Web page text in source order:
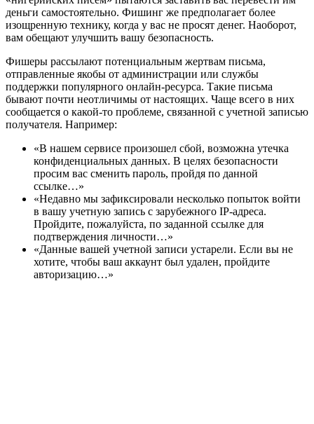
деньги самостоятельно. Фишинг же предполагает более
изощренную технику, когда у вас не просят денег. Наоборот,
вам обещают улучшить вашу безопасность.
Фишеры рассылают потенциальным жертвам письма,
отправленные якобы от администрации или службы
поддержки популярного онлайн-ресурса. Такие письма
бывают почти неотличимы от настоящих. Чаще всего в них
сообщается о какой-то проблеме, связанной с учетной записью
получателя. Например:
«В нашем сервисе произошел сбой, возможна утечка
конфиденциальных данных. В целях безопасности
просим вас сменить пароль, пройдя по данной
ссылке…»
«Недавно мы зафиксировали несколько попыток войти
в вашу учетную запись с зарубежного IP-адреса.
Пройдите, пожалуйста, по заданной ссылке для
подтверждения личности…»
«Данные вашей учетной записи устарели. Если вы не
хотите, чтобы ваш аккаунт был удален, пройдите
авторизацию…»